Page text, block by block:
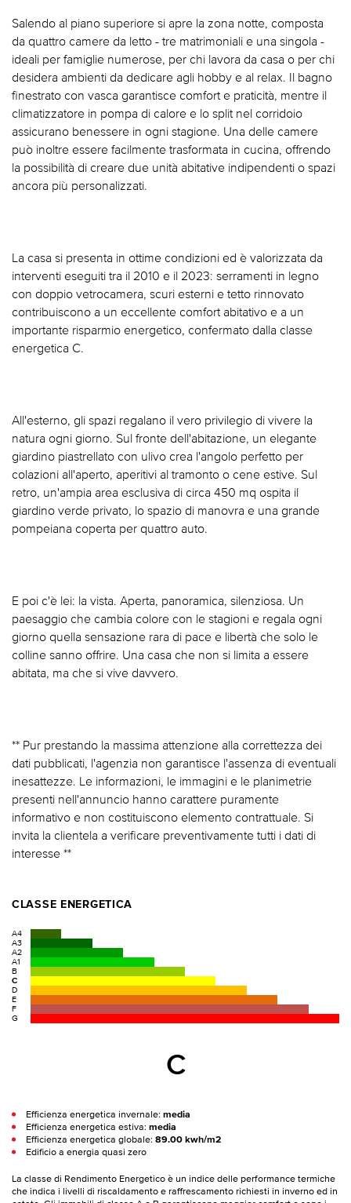
Salendo al piano superiore si apre la zona notte, composta
da quattro camere da letto - tre matrimoniali e una singola -
ideali per famiglie numerose, per chi lavora da casa o per chi
desidera ambienti da dedicare agli hobby e al relax. Il bagno
finestrato con vasca garantisce comfort e praticità, mentre il
climatizzatore in pompa di calore e lo split nel corridoio
assicurano benessere in ogni stagione. Una delle camere
può inoltre essere facilmente trasformata in cucina, offrendo
la possibilità di creare due unità abitative indipendenti o spazi
ancora più personalizzati.
La casa si presenta in ottime condizioni ed è valorizzata da
interventi eseguiti tra il 2010 e il 2023: serramenti in legno
con doppio vetrocamera, scuri esterni e tetto rinnovato
contribuiscono a un eccellente comfort abitativo e a un
importante risparmio energetico, confermato dalla classe
energetica C.
All'esterno, gli spazi regalano il vero privilegio di vivere la
natura ogni giorno. Sul fronte dell'abitazione, un elegante
giardino piastrellato con ulivo crea l'angolo perfetto per
colazioni all'aperto, aperitivi al tramonto o cene estive. Sul
retro, un'ampia area esclusiva di circa 450 mq ospita il
giardino verde privato, lo spazio di manovra e una grande
pompeiana coperta per quattro auto.
E poi c'è lei: la vista. Aperta, panoramica, silenziosa. Un
paesaggio che cambia colore con le stagioni e regala ogni
giorno quella sensazione rara di pace e libertà che solo le
colline sanno offrire. Una casa che non si limita a essere
abitata, ma che si vive davvero.
** Pur prestando la massima attenzione alla correttezza dei
dati pubblicati, l'agenzia non garantisce l'assenza di eventuali
inesattezze. Le informazioni, le immagini e le planimetrie
presenti nell'annuncio hanno carattere puramente
informativo e non costituiscono elemento contrattuale. Si
invita la clientela a verificare preventivamente tutti i dati di
interesse **
CLASSE ENERGETICA
A4
A3
A2
A1
B
C
D
E
F
G
C
Efficienza energetica invernale: media
Efficienza energetica estiva: media
Efficienza energetica globale: 89.00 kwh/m2
Edificio a energia quasi zero
La classe di Rendimento Energetico è un indice delle performance termiche
che indica i livelli di riscaldamento e raffrescamento richiesti in inverno ed in